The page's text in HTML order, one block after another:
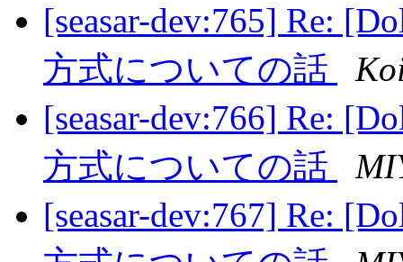
[seasar-dev:765] Re:
方式についての話
[seasar-dev:766] Re:
方式についての話
[seasar-dev:767] Re: